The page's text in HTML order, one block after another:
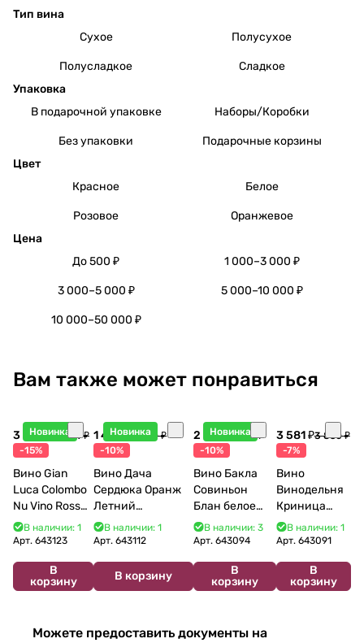
Тип вина
Сухое
Полусухое
Полусладкое
Сладкое
Упаковка
В подарочной упаковке
Наборы/Коробки
Без упаковки
Подарочные корзины
Цвет
Красное
Белое
Розовое
Оранжевое
Цена
До 500 ₽
1 000–3 000 ₽
3 000–5 000 ₽ 5 000–10 000 ₽
10 000–50 000 ₽
Вам также может понравиться
Новинка
3 998 ₽4 704 ₽
-15%
Вино Gian
Luca Colombo
Nu Vino Rosso
2025 750 мл
В наличии: 1
Арт. 643123
В
корзину
Новинка
1 440 ₽1 600 ₽
-10%
Вино Дача
Сердюка Оранж
Летний
Сибирьковый
2024 750 мл
В наличии: 1
Арт.643112
В корзину
Новинка
2 115 ₽2 350 ₽
-10%
Вино Бакла
Совиньон
Блан белое
сухое 750 мл
12%
В наличии: 3
Арт. 643094
В
корзину
3 581 ₽3 850 ₽
-7%
Вино
Винодельня
Криница
Арома 2021
500 мл
В наличии: 1
Арт. 643091
В
корзину
Можете предоставить документы на